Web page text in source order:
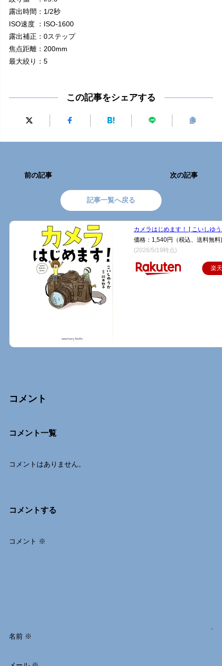
露出時間：1/2秒
ISO速度 ：ISO-1600
露出補正：0ステップ
焦点距離：200mm
最大絞り：5
この記事をシェアする
前の記事
記事一覧へ戻る
次の記事
カメラはじめます！ [ こいしゆ
価格：1,540円（税込、送料無料)
(2026/5/19時点)
楽
コメント
コメント一覧
コメントはありません。
コメントする
コメント ※
名前 ※